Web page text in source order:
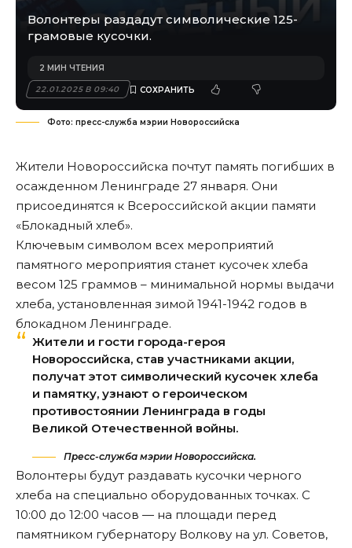
Волонтеры раздадут символические 125-
грамовые кусочки.
22.01.2025 В 09:40
2 МИН ЧТЕНИЯ
Фото: пресс-служба мэрии Новороссийска
Жители Новороссийска почтут память погибших в
осажденном Ленинграде 27 января. Они
присоединятся к Всероссийской акции памяти
«Блокадный хлеб».
Ключевым символом всех мероприятий
памятного мероприятия станет кусочек хлеба
весом 125 граммов – минимальной нормы выдачи
хлеба, установленная зимой 1941-1942 годов в
блокадном Ленинграде.
Жители и гости города-героя
Новороссийска, став участниками акции,
получат этот символический кусочек хлеба
и памятку, узнают о героическом
противостоянии Ленинграда в годы
Великой Отечественной войны.
Пресс-служба мэрии Новороссийска.
Волонтеры будут раздавать кусочки черного
хлеба на специально оборудованных точках. С
10:00 до 12:00 часов — на площади перед
памятником губернатору Волкову на ул. Советов,